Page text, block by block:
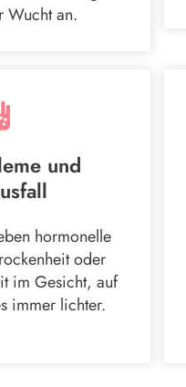
Wucht an.
und
hormonelle
oder
im Gesicht, auf
immer lichter.